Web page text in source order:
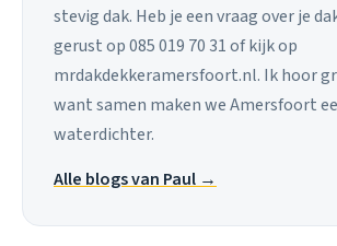
stevig dak. Heb je een vraag over je
gerust op 085 019 70 31 of kijk op
mrdakdekkeramersfoort.nl. Ik hoor
want samen maken we Amersfoort
waterdichter.
Alle blogs van Paul →